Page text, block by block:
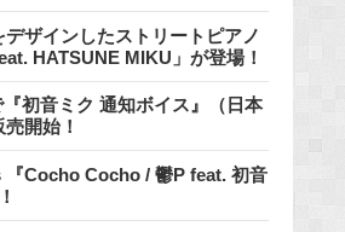
デザインしたストリートピアノ
HATSUNE MIKU」が登場！
初音ミク 通知ボイス』（日本
開始！
Cocho Cocho / 鬱P feat. 初音